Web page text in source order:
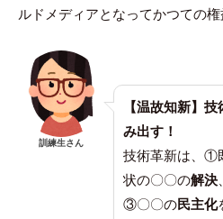
ルドメディアとなってかつての権
訓練生さん
【温故知新】
み出す！
技術革新は、①
状の〇〇の解決
③〇〇の民主化